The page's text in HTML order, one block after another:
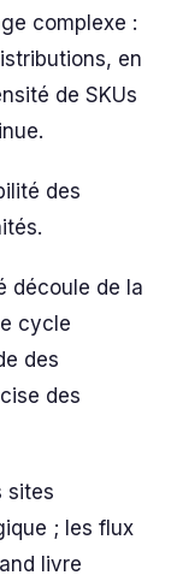
complexe :
en
de SKUs
des
découle de la
cycle
des
des
sites
; les flux
livre